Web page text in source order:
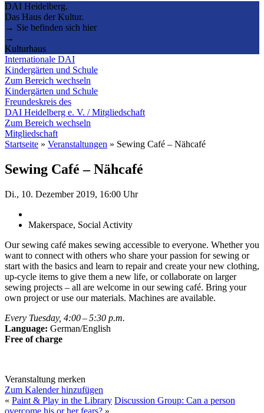
DAI Heidelberg.
Das Haus der Kultur.
→ Sie befinden sich hier
→
Kulturhaus
Internationale DAI
Kindergärten und Schule
Zum Bereich wechseln
Kindergärten und Schule
Freundeskreis des
DAI Heidelberg e. V. / Mitgliedschaft
Zum Bereich wechseln
Mitgliedschaft
Startseite » Veranstaltungen » Sewing Café – Nähcafé
Sewing Café – Nähcafé
Di., 10. Dezember 2019, 16:00 Uhr
Makerspace, Social Activity
Our sewing café makes sewing accessible to everyone. Whether you
want to connect with others who share your passion for sewing or
start with the basics and learn to repair and create your new clothing,
up-cycle items to give them a new life, or collaborate on larger
sewing projects – all are welcome in our sewing café. Bring your
own project or use our materials. Machines are available.
Every Tuesday, 4:00 – 5:30 p.m.
Language: German/English
Free of charge
Veranstaltung merken
Zum Kalender hinzufügen
« Paint & Play in the Library Discussion Group: Can a person
overcome his or her fears? »